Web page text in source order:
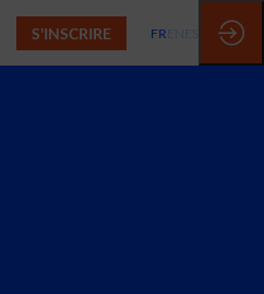
S'INSCRIRE FR